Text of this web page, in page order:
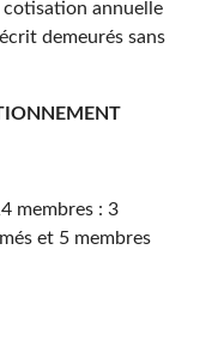
cotisation annuelle
demeurés sans
membres : 3
et 5 membres